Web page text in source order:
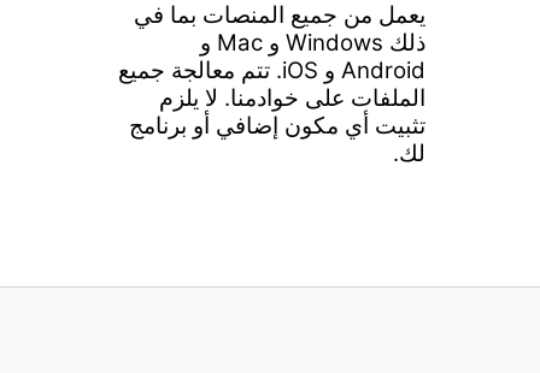
يعمل من جميع المنصات بما في
ذلك Windows و Mac و
Android و iOS. تتم معالجة جميع
الملفات على خوادمنا. لا يلزم
تثبيت أي مكون إضافي أو برنامج
لك.